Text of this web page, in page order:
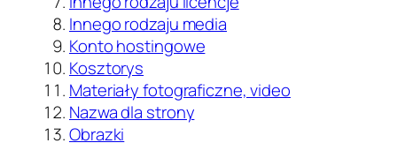
Innego rodzaju media
Konto hostingowe
Kosztorys
Materiały fotograficzne, video
Nazwa dla strony
Obrazki